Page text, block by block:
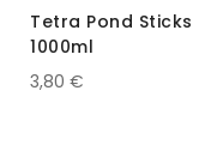
Tetra Pond Sticks
1000ml
3,80 €